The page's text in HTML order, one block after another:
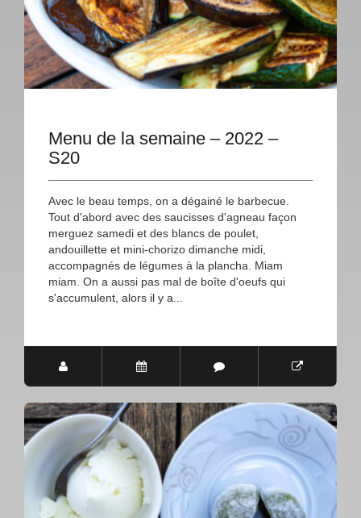
Menu de la semaine – 2022 –
S20
Avec le beau temps, on a dégainé le barbecue.
Tout d'abord avec des saucisses d'agneau façon
merguez samedi et des blancs de poulet,
andouillette et mini-chorizo dimanche midi,
accompagnés de légumes à la plancha. Miam
miam. On a aussi pas mal de boîte d'oeufs qui
s'accumulent, alors il y a...